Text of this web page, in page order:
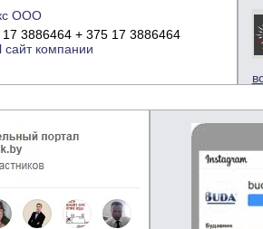
ООО
17 3886464 + 375 17 3886464
сайт компании